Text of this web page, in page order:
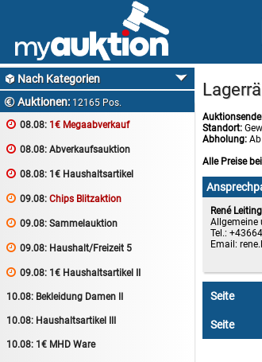
 Nach Kategorien
 Auktionen: 12165 Pos.
 08.08: 1€ Megaabverkauf
 08.08: Abverkaufsauktion
 08.08: 1€ Haushaltsartikel
 09.08: Chips Blitzaktion
 09.08: Sammelauktion
 09.08: Haushalt/Freizeit 5
 09.08: 1€ Haushaltsartikel II
10.08: Bekleidung Damen II
10.08: Haushaltsartikel III
10.08: 1€ MHD Ware
Standort:
Abholung:
Alle Preise
René
Allgemeine
Tel.:
Email:
Seite
Seite